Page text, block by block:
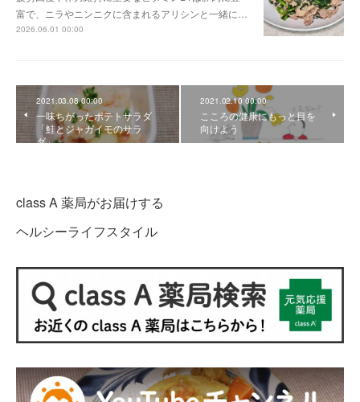
富で、ニラやニンニクに含まれるアリシンと一緒に…
2026.06.01 00:00
2021.03.08 00:00
一味ちがったポテトサラダ
「鮭とジャガイモのサラ
ダ」
2021.02.10 00:00
こころの健康にもっと目を
向けよう
class A 薬局がお届けする
ヘルシーライフスタイル